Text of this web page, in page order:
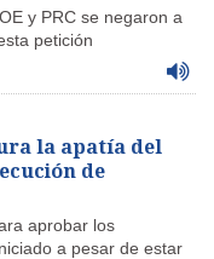
y PRC se negaron a
petición
la apatía del
de
aprobar los
a pesar de estar